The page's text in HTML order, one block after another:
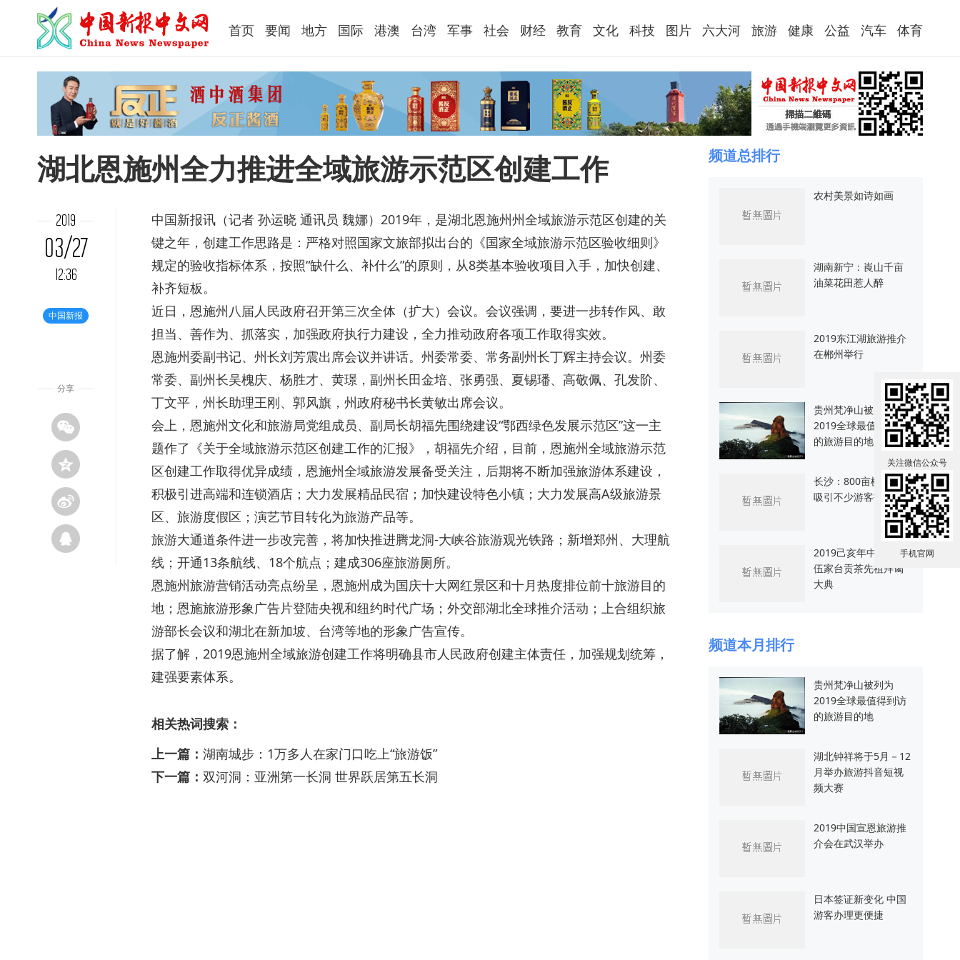
首页 要闻 地方 国际 港澳 台湾 军事 社会 财经 教育 文化 科技 图片 六大河 旅游 健康 公益 汽车 体育
湖北恩施州全力推进全域旅游示范区创建工作
2019
03/27
12:36
中国新报
分享
中国新报讯（记者 孙运晓 通讯员 魏娜）2019年，是湖北恩施州州全域旅游示范区创建的关
键之年，创建工作思路是：严格对照国家文旅部拟出台的《国家全域旅游示范区验收细则》
规定的验收指标体系，按照“缺什么、补什么”的原则，从8类基本验收项目入手，加快创建、
补齐短板。
近日，恩施州八届人民政府召开第三次全体（扩大）会议。会议强调，要进一步转作风、敢
担当、善作为、抓落实，加强政府执行力建设，全力推动政府各项工作取得实效。
恩施州委副书记、州长刘芳震出席会议并讲话。州委常委、常务副州长丁辉主持会议。州委
常委、副州长吴槐庆、杨胜才、黄璟，副州长田金培、张勇强、夏锡璠、高敬佩、孔发阶、
丁文平，州长助理王刚、郭风旗，州政府秘书长黄敏出席会议。
会上，恩施州文化和旅游局党组成员、副局长胡福先围绕建设“鄂西绿色发展示范区”这一主
题作了《关于全域旅游示范区创建工作的汇报》，胡福先介绍，目前，恩施州全域旅游示范
区创建工作取得优异成绩，恩施州全域旅游发展备受关注，后期将不断加强旅游体系建设，
积极引进高端和连锁酒店；大力发展精品民宿；加快建设特色小镇；大力发展高A级旅游景
区、旅游度假区；演艺节目转化为旅游产品等。
旅游大通道条件进一步改完善，将加快推进腾龙洞-大峡谷旅游观光铁路；新增郑州、大理航
线；开通13条航线、18个航点；建成306座旅游厕所。
恩施州旅游营销活动亮点纷呈，恩施州成为国庆十大网红景区和十月热度排位前十旅游目的
地；恩施旅游形象广告片登陆央视和纽约时代广场；外交部湖北全球推介活动；上合组织旅
游部长会议和湖北在新加坡、台湾等地的形象广告宣传。
据了解，2019恩施州全域旅游创建工作将明确县市人民政府创建主体责任，加强规划统筹，
建强要素体系。
相关热词搜索：
上一篇： 湖南城步：1万多人在家门口吃上“旅游饭”
下一篇： 双河洞：亚洲第一长洞 世界跃居第五长洞
频道总排行
农村美景如诗如画
湖南新宁：崀山千亩
油菜花田惹人醉
2019东江湖旅游推介
在郴州举行
贵州梵净山被列为
2019全球最值得到访
的旅游目的地
长沙：800亩樱花绽放
吸引不少游客拍照
2019己亥年中国宣恩
伍家台贡茶先祖拜谒
大典
频道本月排行
贵州梵净山被列为
2019全球最值得到访
的旅游目的地
湖北钟祥将于5月－12
月举办旅游抖音短视
频大赛
2019中国宣恩旅游推
介会在武汉举办
日本签证新变化 中国
游客办理更便捷
关注微信公众号
手机官网